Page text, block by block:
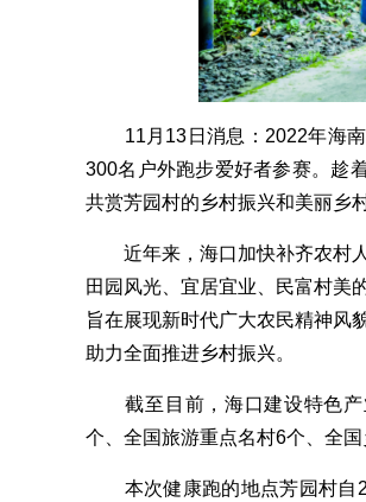
11月13日消息：2022年海南“
300名户外跑步爱好者参赛。趁
共赏芳园村的乡村振兴和美丽乡
近年来，海口加快补齐农村人
田园风光、宜居宜业、民富村美
旨在展现新时代广大农民精神风
助力全面推进乡村振兴。
截至目前，海口建设特色产
个、全国旅游重点名村6个、全国
本次健康跑的地点芳园村自